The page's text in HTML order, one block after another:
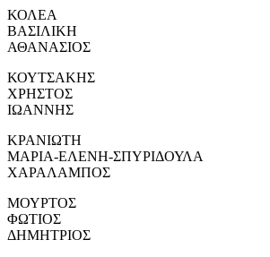
ΚΟΛΕΑ
ΒΑΣΙΛΙΚΗ
ΑΘΑΝΑΣΙΟΣ
ΚΟΥΤΣΑΚΗΣ
ΧΡΗΣΤΟΣ
ΙΩΑΝΝΗΣ
ΚΡΑΝΙΩΤΗ
ΜΑΡΙΑ-ΕΛΕΝΗ-ΣΠΥΡΙΔΟΥΛΑ
ΧΑΡΑΛΑΜΠΟΣ
ΜΟΥΡΤΟΣ
ΦΩΤΙΟΣ
ΔΗΜΗΤΡΙΟΣ